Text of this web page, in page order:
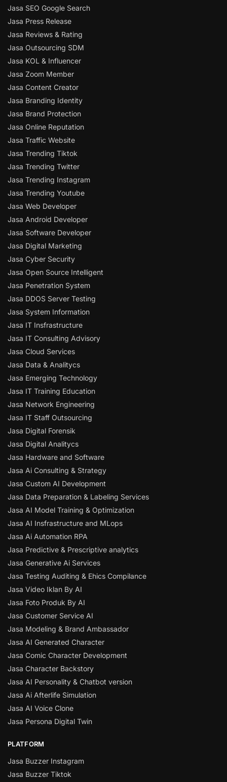
Jasa SEO Google Search
Jasa Press Release
Jasa Reviews & Rating
Jasa Outsourcing SDM
Jasa KOL & Influencer
Jasa Zoom Member
Jasa Content Creator
Jasa Branding Identity
Jasa Brand Protection
Jasa Online Reputation
Jasa Traffic Website
Jasa Trending Tiktok
Jasa Trending Twitter
Jasa Trending Instagram
Jasa Trending Youtube
Jasa Web Developer
Jasa Android Developer
Jasa Software Developer
Jasa Digital Marketing
Jasa Cyber Security
Jasa Open Source Intelligent
Jasa Penetration System
Jasa DDOS Server Testing
Jasa System Information
Jasa IT Insfrastructure
Jasa IT Consulting Advisory
Jasa Cloud Services
Jasa Data & Analitycs
Jasa Emerging Technology
Jasa IT Training Education
Jasa Network Engineering
Jasa IT Staff Outsourcing
Jasa Digital Forensik
Jasa Digital Analitycs
Jasa Hardware and Software
Jasa Ai Consulting & Strategy
Jasa Custom AI Development
Jasa Data Preparation & Labeling Services
Jasa AI Model Training & Optimization
Jasa AI Insfrastructure and MLops
Jasa Ai Automation RPA
Jasa Predictive & Prescriptive analytics
Jasa Generative Ai Services
Jasa Testing Auditing & Ehics Compilance
Jasa Video Iklan By AI
Jasa Foto Produk By AI
Jasa Customer Service AI
Jasa Modeling & Brand Ambassador
Jasa AI Generated Character
Jasa Comic Character Development
Jasa Character Backstory
Jasa AI Personality & Chatbot version
Jasa Ai Afterlife Simulation
Jasa AI Voice Clone
Jasa Persona Digital Twin
PLATFORM
Jasa Buzzer Instagram
Jasa Buzzer Tiktok